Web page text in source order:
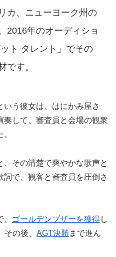
カ、ニューヨーク州の
2016年のオーディショ
ト タレント」でその
です。
う彼女は、はにかみ屋さ
奏して、審査員と会場の観衆
その清楚で爽やかな歌声と
で、観客と審査員を圧倒さ
ゴールデンブザーを獲得し
その後、 AGT決勝 まで進ん